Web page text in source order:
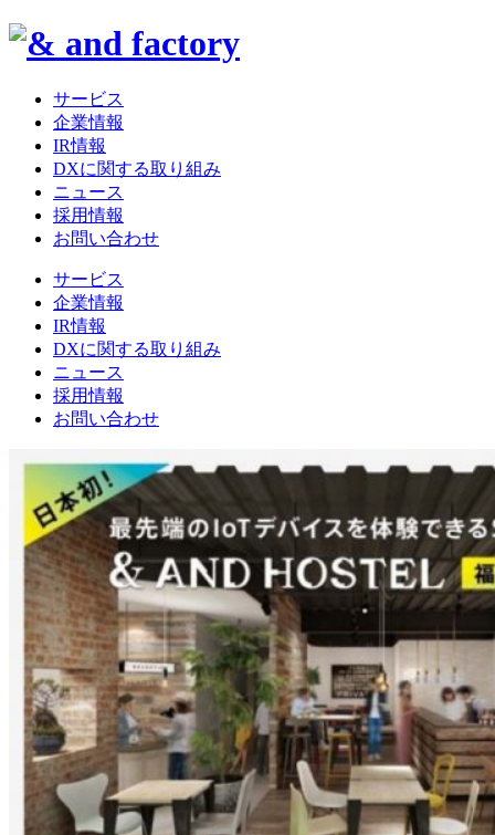
サービス
企業情報
IR情報
DXに関する取り組み
ニュース
採用情報
お問い合わせ
サービス
企業情報
IR情報
DXに関する取り組み
ニュース
採用情報
お問い合わせ